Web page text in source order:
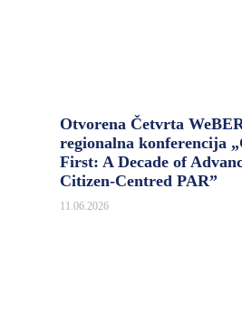
Otvorena Četvrta
regionalna konferencija
First: A Decade of
Citizen-Centred PAR”
11.06.2026